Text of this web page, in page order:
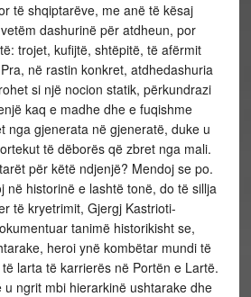
të shqiptarëve, me anë të kësaj
dashurinë për atdheun, por
trojet, kufijtë, shtëpitë, të afërmit
në rastin konkret, atdhedashuria
si një nocion statik, përkundrazi
kaq e madhe dhe e fuqishme
nga gjenerata në gjeneratë, duke u
të dëborës që zbret nga mali.
për këtë ndjenjë? Mendoj se po.
në historinë e lashtë tonë, do të sillja
të kryetrimit, Gjergj Kastrioti-
tanimë historikisht se,
heroi ynë kombëtar mundi të
larta të karrierës në Portën e Lartë.
u ngrit mbi hierarkinë ushtarake dhe